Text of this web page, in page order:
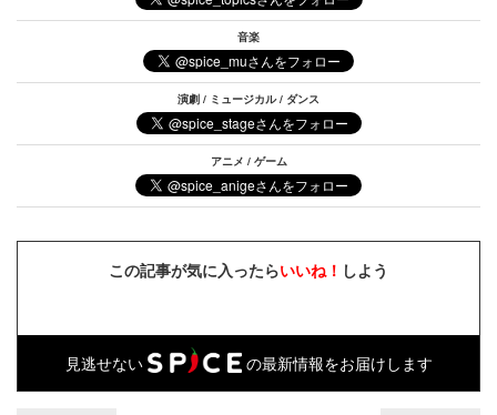
音楽
演劇 / ミュージカル / ダンス
アニメ / ゲーム
この記事が気に入ったらいいね！ しよう
見逃せない の最新情報をお届けします